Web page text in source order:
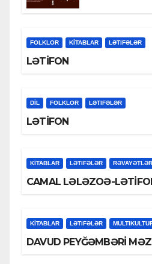
FOLKLOR KİTABLAR LƏTIFƏLƏR
LƏTİFON
DİL FOLKLOR LƏTIFƏLƏR
LƏTİFON
KİTABLAR LƏTIFƏLƏR RƏVAYƏTLƏR
CAMAL LƏLƏZOƏ-
KİTABLAR LƏTIFƏLƏR
DAVUD PEYĞƏMBƏRİ